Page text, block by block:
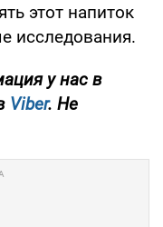
этот напиток
исследования.
у нас в
Viber. Не